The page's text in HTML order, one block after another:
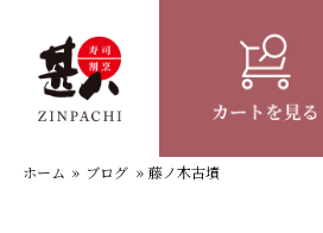
スタッフブロ
ホーム » ブログ » 藤ノ木古墳